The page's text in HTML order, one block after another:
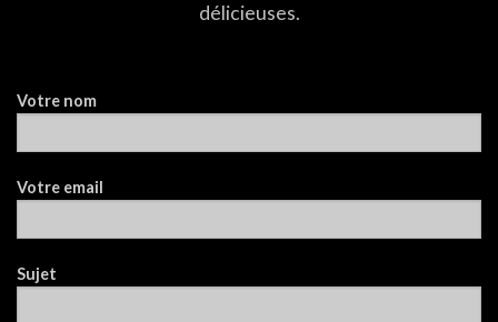
délicieuses.
Votre nom
Votre email
Sujet